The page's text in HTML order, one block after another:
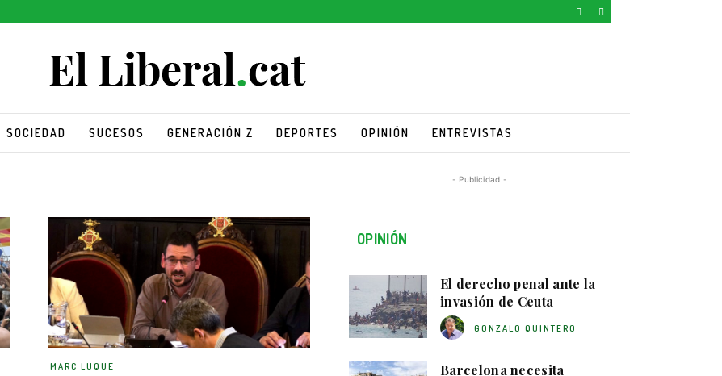
SOCIEDAD SUCESOS GENERACIÓN Z DEPORTES OPINIÓN ENTREVISTAS
MARC LUQUE
- Publicidad -
OPINIÓN
El derecho penal ante la
invasión de Ceuta
GONZALO QUINTERO
Barcelona necesita